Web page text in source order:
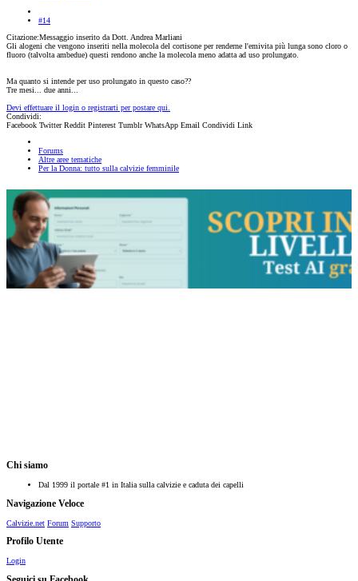
#14
Citazione:Messaggio inserito da Dott. Andrea Marliani
Gli alogeni che vengono inseriti nella molecola del cortisone per renderne l'emivita più lunga sono cloro o
fluoro (talvolta ambedue) questi rendono anche la molecola meno adatta ad uso prolungato.
Ma quanto si intende per uso prolungato in questo caso??
Tre mesi... due anni...
Devi effettuare il login o registrarti per postare qui.
Condividi:
Facebook Twitter Reddit Pinterest Tumblr WhatsApp Email Condividi Link
Forums
Altre aree tematiche
Per la Donna: tutto sulla calvizie femminile
Chi siamo
Dal 1999 il portale #1 in Italia sulla calvizie e caduta dei capelli
Navigazione Veloce
Calvizie.net Forum Supporto
Profilo Utente
Login